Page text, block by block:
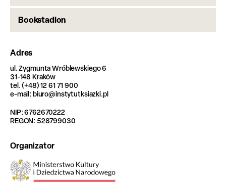
Bookstadion
Adres
ul. Zygmunta Wróblewskiego 6
31-148 Kraków
tel. (+48) 12 61 71 900
e-mail: biuro@instytutksiazki.pl
NIP: 6762670222
REGON: 528799030
Organizator